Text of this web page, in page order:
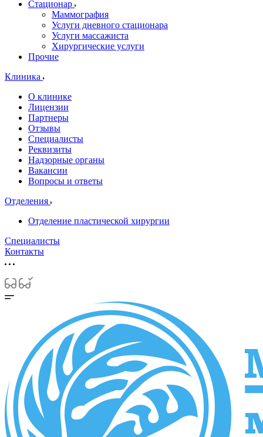
Стационар
Маммография
Услуги дневного стационара
Услуги массажиста
Хирургические услуги
Прочие
Клиника
О клинике
Лицензии
Партнеры
Отзывы
Специалисты
Реквизиты
Надзорные органы
Вакансии
Вопросы и ответы
Отделения
Отделение пластической хирургии
Специалисты
Контакты